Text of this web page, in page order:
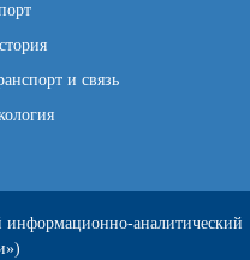
и связь
аналитический